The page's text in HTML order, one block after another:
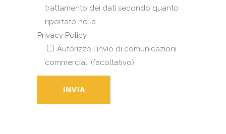
trattamento dei dati secondo quanto
riportato nella
Privacy Policy
Autorizzo l'invio di comunicazioni
commerciali (facoltativo)